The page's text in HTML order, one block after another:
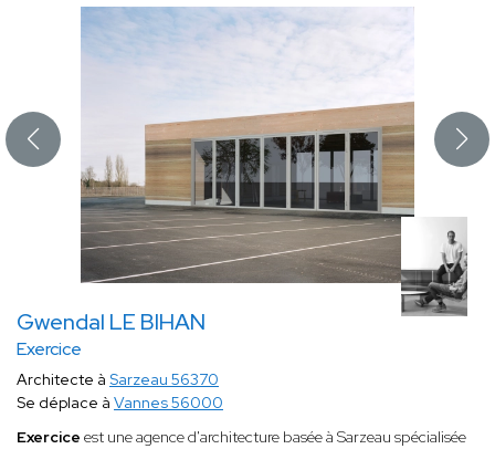
Gwendal LE BIHAN
Exercice
Architecte à Sarzeau 56370
Se déplace à Vannes 56000
Exercice est une agence d'architecture basée à Sarzeau spécialisée